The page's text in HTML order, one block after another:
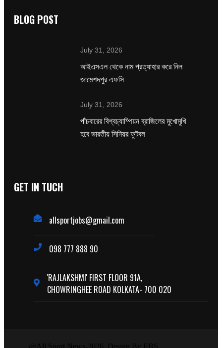
BLOG POST
July 31, 2026
‌আইএসএল থেকে নাম প্রত্যাহার করে নিল
জামেশদপুর এফসি
July 31, 2026
পাঁচবারের বিশ্বচ্যাম্পিয়ন ব্রাজিলের মুখোমুখি
হবে ভারতীয় সিনিয়র ফুটবল
GET IN TUCH
allsportjobs@gmail.com
098 777 888 90
'RAJLAKSHMI' FIRST FLOOR 91A,
CHOWRINGHEE ROAD KOLKATA- 700 020
@All Sport News-2026. Design By EBS.